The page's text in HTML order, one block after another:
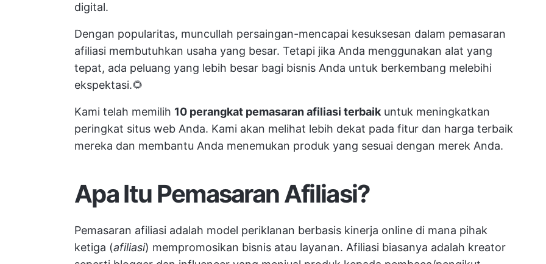
digital.
Dengan popularitas, muncullah persaingan-mencapai kesuksesan dalam pemasaran
afiliasi membutuhkan usaha yang besar. Tetapi jika Anda menggunakan alat yang
tepat, ada peluang yang lebih besar bagi bisnis Anda untuk berkembang melebihi
ekspektasi.🌻
Kami telah memilih 10 perangkat pemasaran afiliasi terbaik untuk meningkatkan
peringkat situs web Anda. Kami akan melihat lebih dekat pada fitur dan harga terbaik
mereka dan membantu Anda menemukan produk yang sesuai dengan merek Anda.
Apa Itu Pemasaran Afiliasi?
Pemasaran afiliasi adalah model periklanan berbasis kinerja online di mana pihak
ketiga (afiliasi) mempromosikan bisnis atau layanan. Afiliasi biasanya adalah kreator